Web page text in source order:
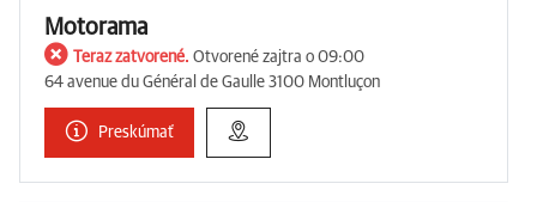
Motorama
Teraz zatvorené. Otvorené zajtra o 09:00
64 avenue du Général de Gaulle 3100 Montluçon
Preskúmať